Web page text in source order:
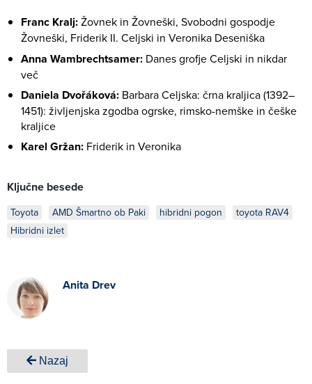
Franc Kralj:Žovnek in Žovneški, Svobodni gospodje
Žovneški, Friderik II. Celjski in Veronika Deseniška
Anna Wambrechtsamer: Danes grofje Celjski in nikdar
več
Daniela Dvořáková: Barbara Celjska: črna kraljica (1392–
1451): življenjska zgodba ogrske, rimsko-nemške in češke
kraljice
Karel Gržan: Friderik in Veronika
Ključne besede
Toyota AMD Šmartno ob Paki hibridni pogon
toyota RAV4
Hibridni izlet
Anita Drev
Nazaj